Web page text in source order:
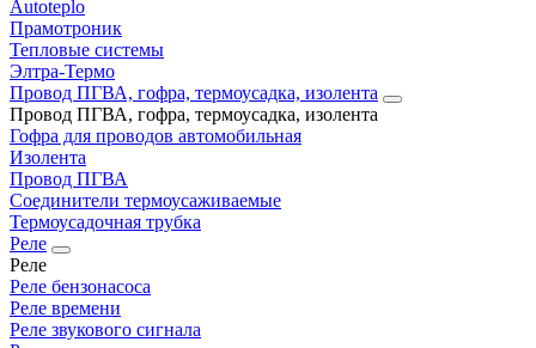
Autoteplo
Прамотроник
Тепловые системы
Элтра-Термо
Провод ПГВА, гофра, термоусадка, изолента
Провод ПГВА, гофра, термоусадка, изолента
Гофра для проводов автомобильная
Изолента
Провод ПГВА
Соединители термоусаживаемые
Термоусадочная трубка
Реле
Реле
Реле бензонасоса
Реле времени
Реле звукового сигнала